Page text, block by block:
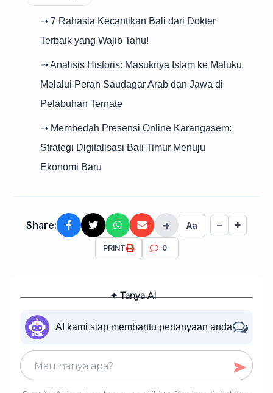
➝ 7 Rahasia Kecantikan Bali dari Dokter
Terbaik yang Wajib Tahu!
➝ Analisis Historis: Masuknya Islam ke Maluku
Melalui Peran Saudagar Arab dan Jawa di
Pelabuhan Ternate
➝ Membedah Presensi Online Karangasem:
Strategi Digitalisasi Bali Timur Menuju
Ekonomi Baru
Share: + Aa − +
PRINT 0
✦ Tanya AI
AI kami siap membantu pertanyaan anda